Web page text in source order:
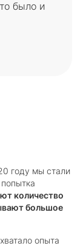
было и
году мы стали
количество
большое
опыта